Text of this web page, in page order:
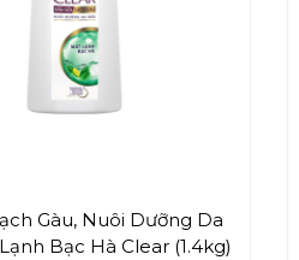
Gàu, Nuôi Dưỡng Da
Bạc Hà Clear (1.4kg)